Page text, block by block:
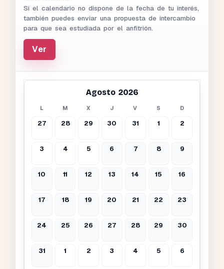
Si el calendario no dispone de la fecha de tu interés,
también puedes enviar una propuesta de intercambio
para que sea estudiada por el anfitrión.
Ver
Agosto 2026
L M X J V S D
27 28 29 30 31 1 2
3 4 5 6 7 8 9
10 11 12 13 14 15 16
17 18 19 20 21 22 23
24 25 26 27 28 29 30
31 1 2 3 4 5 6